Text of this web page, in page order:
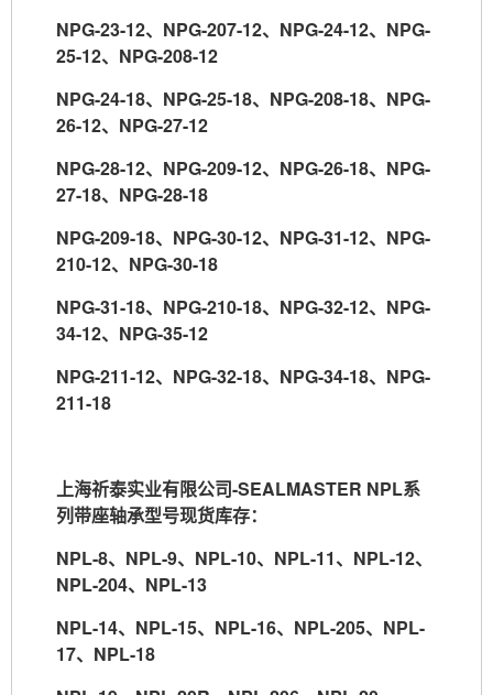
NPG-23-12、 NPG-207-12、 NPG-24-12、 NPG-
25-12、 NPG-208-12
NPG-24-18、 NPG-25-18、 NPG-208-18、 NPG-
26-12、 NPG-27-12
NPG-28-12、 NPG-209-12、 NPG-26-18、 NPG-
27-18、 NPG-28-18
NPG-209-18、 NPG-30-12、 NPG-31-12、 NPG-
210-12、 NPG-30-18
NPG-31-18、 NPG-210-18、 NPG-32-12、 NPG-
34-12、 NPG-35-12
NPG-211-12、 NPG-32-18、 NPG-34-18、 NPG-
211-18
上海祈泰实业有限公司-SEALMASTER NPL系
列带座轴承型号现货库存：
NPL-8、 NPL-9、 NPL-10、 NPL-11、 NPL-12、
NPL-204、 NPL-13
NPL-14、 NPL-15、 NPL-16、 NPL-205、 NPL-
17、 NPL-18